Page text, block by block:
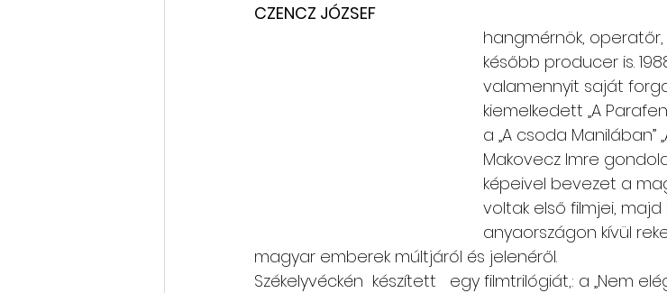
CZENCZ JÓZSEF
hangmérnök,
később producer is.
valamennyit saját
kiemelkedett „A
a „A csoda Manilában”
Makovecz Imre
képeivel bevezet a
voltak első filmjei,
anyaországon kívül
magyar emberek múltjáról és jelenéről.
Székelyvéckén  készített   egy filmtrilógiát,: a „Nem